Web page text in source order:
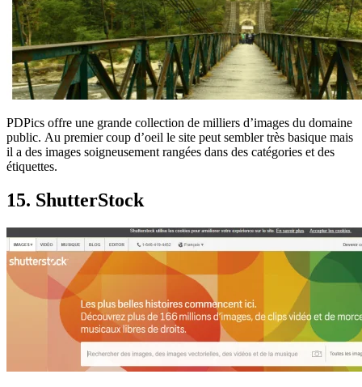
PDPics offre une grande collection de milliers d’images du domaine
public. Au premier coup d’oeil le site peut sembler très basique mais
il a des images soigneusement rangées dans des catégories et des
étiquettes.
15. ShutterStock